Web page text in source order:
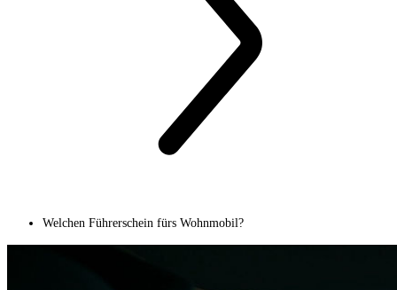
Welchen Führerschein fürs Wohnmobil?